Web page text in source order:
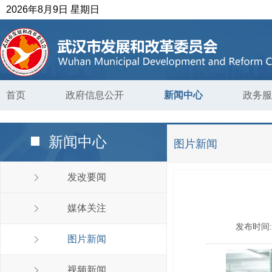
2026年8月9日 星期日
首页 政府信息公开 新闻中心 政务
新闻中心
发改要闻
媒体关注
图片新闻
视频新闻
图片新闻
发布时